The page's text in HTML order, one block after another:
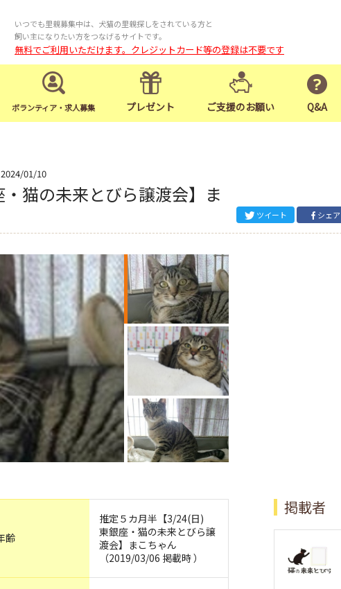
いつでも里親募集中は、犬猫の里親探しをされている方と
飼い主になりたい方をつなげるサイトです。
無料でご利用いただけます。クレジットカード等の登録は不要です
ボランティア・求人募集 プレゼント ご支援のお願い Q&A
2024/01/10
猫の未来とびら譲渡会】ま
ツイート シェア
齢
推定５カ月半【3/24(日)
東銀座・猫の未来とびら譲
渡会】まこちゃん
（2019/03/06 掲載時 ）
掲載者